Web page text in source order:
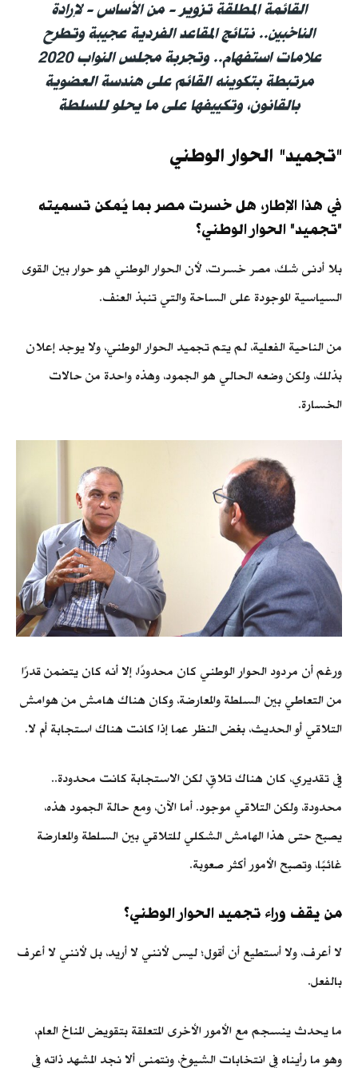
القائمة المطلقة تزوير - من الأساس - لإرادة
الناخبين.. نتائج المقاعد الفردية عجيبة وتطرح
علامات استفهام.. وتجربة مجلس النواب 2020
مرتبطة بتكوينه القائم على هندسة العضوية
بالقانون، وتكييفها على ما يحلو للسلطة
"تجميد" الحوار الوطني
في هذا الإطار، هل خسرت مصر بما يُمكن تسميته
"تجميد" الحوار الوطني؟
بلا أدنى شك، مصر خسرت، لأن الحوار الوطني هو حوار بين القوى
السياسية الموجودة على الساحة والتي تنبذ العنف.
من الناحية الفعلية، لم يتم تجميد الحوار الوطني، ولا يوجد إعلان
بذلك، ولكن وضعه الحالي هو الجمود، وهذه واحدة من حالات
الخسارة.
ورغم أن مردود الحوار الوطني كان محدودًا، إلا أنه كان يتضمن قدرًا
من التعاطي بين السلطة والمعارضة، وكان هناك هامش من هوامش
التلاقي أو الحديث، بغض النظر عما إذا كانت هناك استجابة أم لا.
في تقديري، كان هناك تلاقٍ، لكن الاستجابة كانت محدودة..
محدودة، ولكن التلاقي موجود. أما الآن، ومع حالة الجمود هذه،
يصبح حتى هذا الهامش الشكلي للتلاقي بين السلطة والمعارضة
غائبًا، وتصبح الأمور أكثر صعوبة.
من يقف وراء تجميد الحوار الوطني؟
لا أعرف، ولا أستطيع أن أقول؛ ليس لأنني لا أريد، بل لأنني لا أعرف
بالفعل.
ما يحدث ينسجم مع الأمور الأخرى المتعلقة بتقويض المناخ العام،
وهو ما رأيناه في انتخابات الشيوخ، ونتمنى ألا نجد المشهد ذاته في